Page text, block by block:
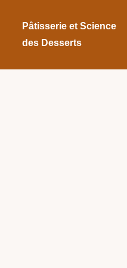
Pâtisserie et Science
des Desserts